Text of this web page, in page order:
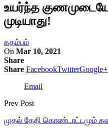
உயர்ந்த
முடியாது!
கதம்பம்
On Mar 10, 2021
Share
Share FacebookTwitterGoogle+
Email
Prev Post
முதல் தேதி கொண்டாட்டமும்